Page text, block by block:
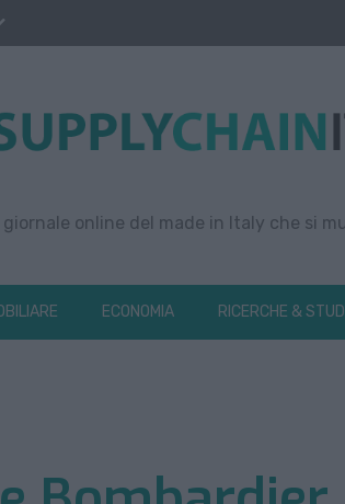
giornale online del made in Italy che si
ECONOMIA RICERCHE & STUDI